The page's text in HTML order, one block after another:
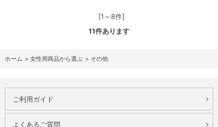
[1～8件]
11件あります
ホーム > 女性用商品から選ぶ > その他
ご利用ガイド
よくあるご質問